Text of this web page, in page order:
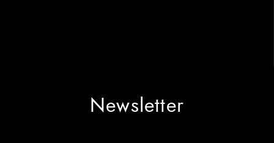
Newsletter